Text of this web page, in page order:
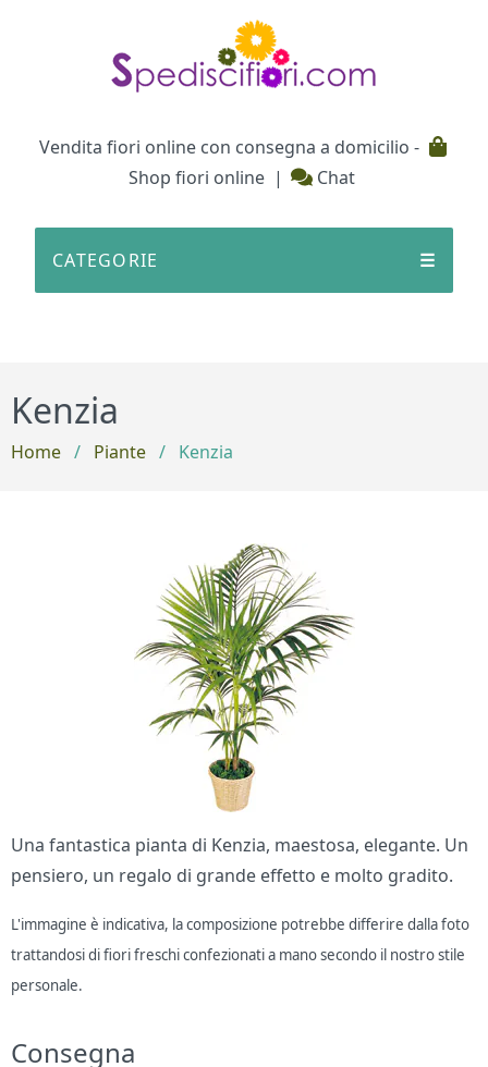
Vendita fiori online con consegna a domicilio -
Shop fiori online | Chat
CATEGORIE ☰
Kenzia
Home / Piante / Kenzia
Una fantastica pianta di Kenzia, maestosa, elegante. Un
pensiero, un regalo di grande effetto e molto gradito.
L'immagine è indicativa, la composizione potrebbe differire dalla foto
trattandosi di fiori freschi confezionati a mano secondo il nostro stile
personale.
Consegna